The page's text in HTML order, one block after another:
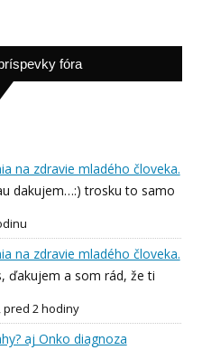
fóra
na zdravie mladého človeka.
dakujem…:) trosku to samo
na zdravie mladého človeka.
ďakujem a som rád, že ti
pred 2 hodiny
aj Onko diagnoza